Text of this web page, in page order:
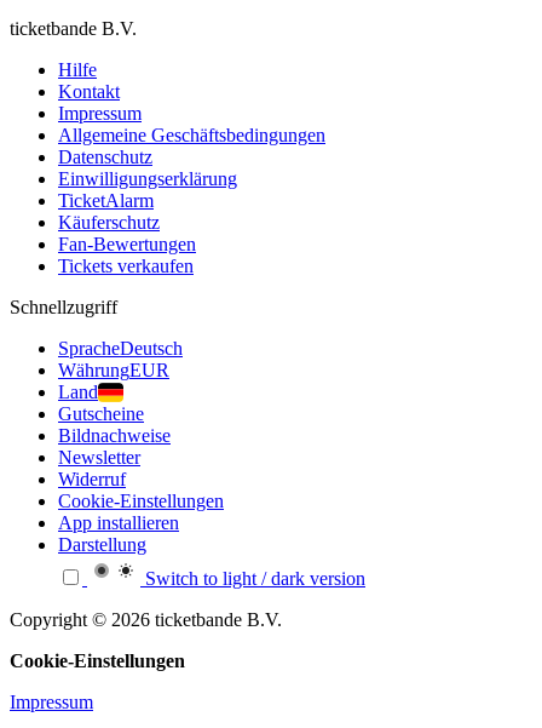
ticketbande B.V.
Hilfe
Kontakt
Impressum
Allgemeine Geschäftsbedingungen
Datenschutz
Einwilligungserklärung
TicketAlarm
Käuferschutz
Fan-Bewertungen
Tickets verkaufen
Schnellzugriff
SpracheDeutsch
WährungEUR
Land
Gutscheine
Bildnachweise
Newsletter
Widerruf
Cookie-Einstellungen
App installieren
Darstellung
Switch to light / dark version
Copyright © 2026 ticketbande B.V.
Cookie-Einstellungen
Impressum